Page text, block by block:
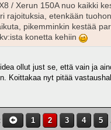
/ Xerun 150A nuo kaikki
rajoituksia, etenkään
pikemminkin kestää
konetta kehiin
ollut just se, että vain ja
Koittakaa nyt pitää
1 2 3 4 5